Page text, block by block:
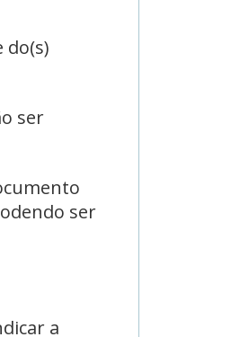
do(s)
ser
ser
a